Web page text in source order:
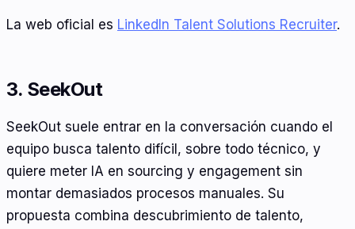
La web oficial es LinkedIn Talent Solutions Recruiter.
3. SeekOut
SeekOut suele entrar en la conversación cuando el
equipo busca talento difícil, sobre todo técnico, y
quiere meter IA en sourcing y engagement sin
montar demasiados procesos manuales. Su
propuesta combina descubrimiento de talento,